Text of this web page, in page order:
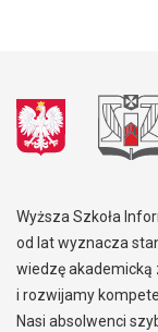
Wyższa Szkoła
od lat wyznacza
wiedzę akademicką
i rozwijamy
Nasi absolwenci